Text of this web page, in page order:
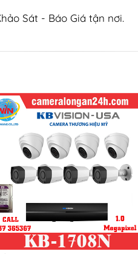
Sát - Báo Giá tận nơi.